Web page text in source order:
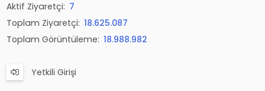
Aktif Ziyaretçi: 7
Toplam Ziyaretçi: 18.625.087
Toplam Görüntüleme: 18.988.982
Yetkili Girişi